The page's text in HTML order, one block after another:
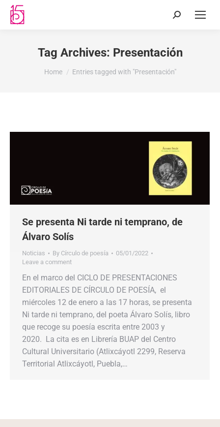
Tag Archives: Presentación
You are here:
Home Entries tagged with "Presentación"
Se presenta Ni tarde ni temprano, de
Álvaro Solís
Noticias By Círculo de poesía
05/01/2022
Leave a comment
En el marco del CICLO DE PRESENTACIONES
EDITORIALES DE CÍRCULO DE POESÍA, el
miércoles 12 de enero a las 17 horas, se presenta
Ni tarde ni temprano, del poeta Álvaro Solís, libro
que recoge su poesía escrita entre 2003 y
2020. La cita es en Librería BUAP del Centro
Cultural Universitario (Atlixcáyotl 2299, Reserva
Territorial Atlixcáyotl, Puebla,…